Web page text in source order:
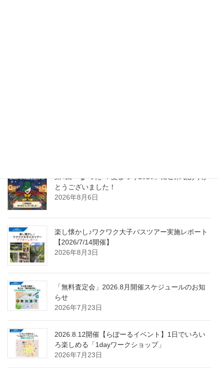
第4回「な”つだ”！夏まつり2026」にご来場ありが
とうございました！
2026年8月6日
楽し懐かし♪ワクワク大子バスツアー実施レポート
【2026/7/14開催】
2026年8月3日
「無料査定会」2026.8月開催スケジュールのお知
らせ
2026年7月23日
2026.8.12開催【らぽーるイベント】1日でいろい
ろ楽しめる「1dayワークショップ」
2026年7月23日